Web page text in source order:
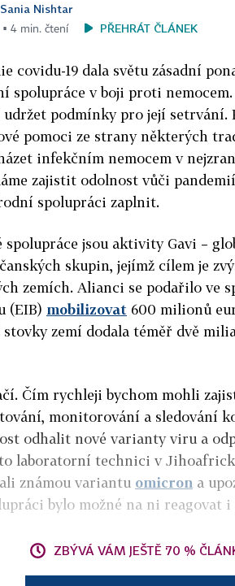
Sania Nishtar
4 min. čtení PŘEHRÁT ČLÁNEK
covidu-19 dala světu zásadní
spolupráce v boji proti nemocem.
udržet podmínky pro její setrvání.
pomoci ze strany některých
infekčním nemocem v
zajistit odolnost vůči
spolupráci zaplnit.
spolupráce jsou aktivity Gavi –
skupin, jejímž cílem je
zemích. Alianci se podařilo ve
(EIB) mobilizovat 600 milionů
zemí dodala téměř dvě
Čím rychleji bychom mohli
monitorování a sledování
odhalit nové varianty viru a
laboratorní technici v
známou variantu omicron a
bylo možné na ni reagovat i
ZBÝVÁ VÁM JEŠTĚ 70 %